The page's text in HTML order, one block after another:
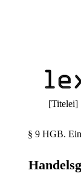
[Titelei]
§ 9 HGB.